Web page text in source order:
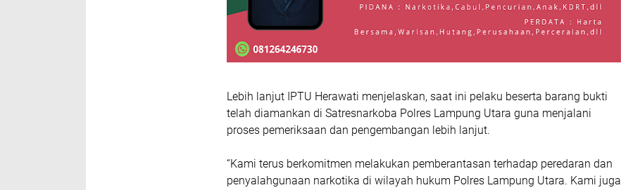
Lebih lanjut IPTU Herawati menjelaskan, saat ini pelaku beserta barang bukti
telah diamankan di Satresnarkoba Polres Lampung Utara guna menjalani
proses pemeriksaan dan pengembangan lebih lanjut.
“Kami terus berkomitmen melakukan pemberantasan terhadap peredaran dan
penyalahgunaan narkotika di wilayah hukum Polres Lampung Utara. Kami juga